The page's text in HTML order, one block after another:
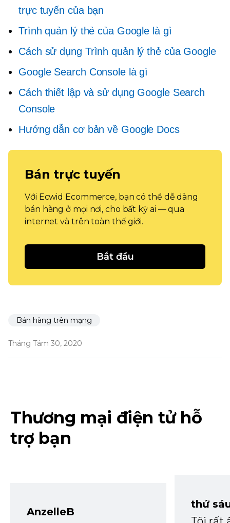
trực tuyến của bạn
Trình quản lý thẻ của Google là gì
Cách sử dụng Trình quản lý thẻ của Google
Google Search Console là gì
Cách thiết lập và sử dụng Google Search
Console
Hướng dẫn cơ bản về Google Docs
Bán trực tuyến
Với Ecwid Ecommerce, bạn có thể dễ dàng
bán hàng ở mọi nơi, cho bất kỳ ai — qua
internet và trên toàn thế giới.
Bắt đầu
Bán hàng trên mạng
Tháng Tám 30, 2020
Thương mại điện tử hỗ
trợ bạn
AnzelleB
thứ